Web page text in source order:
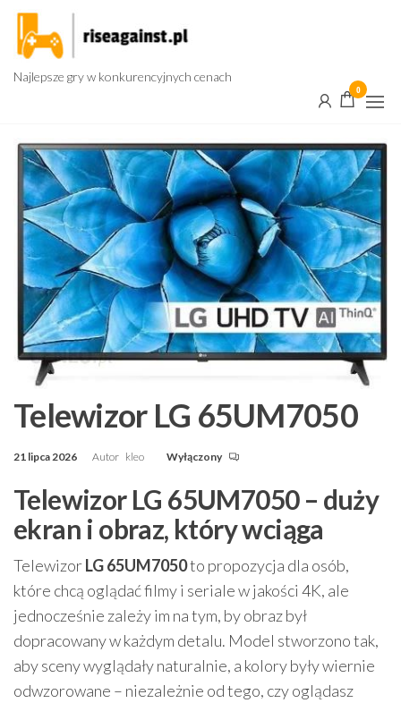
Przejdź
treści
Najlepsze gry w konkurencyjnych cenach
0
Telewizor LG 65UM7050
21 lipca 2026 Autor kleo Wyłączony
Telewizor LG 65UM7050 – duży
ekran i obraz, który wciąga
TelewizorLG 65UM7050to propozycja dla osób,
które chcą oglądać filmy i seriale w jakości 4K, ale
jednocześnie zależy im na tym, by obraz był
dopracowany w każdym detalu. Model stworzono tak,
aby sceny wyglądały naturalnie, a kolory były wiernie
odwzorowane – niezależnie od tego, czy oglądasz